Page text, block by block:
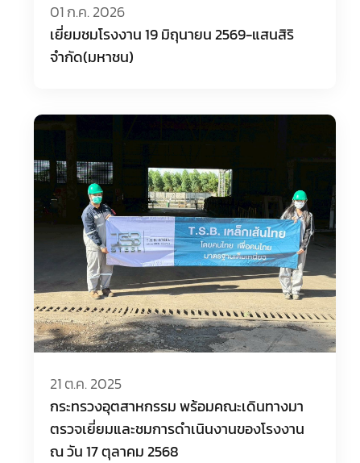
01 ก.ค. 2026
เยี่ยมชมโรงงาน 19 มิถุนายน 2569-แสนสิริ
จำกัด(มหาชน)
21 ต.ค. 2025
กระทรวงอุตสาหกรรม พร้อมคณะเดินทางมา
ตรวจเยี่ยมและชมการดำเนินงานของโรงงาน
ณ วัน 17 ตุลาคม 2568